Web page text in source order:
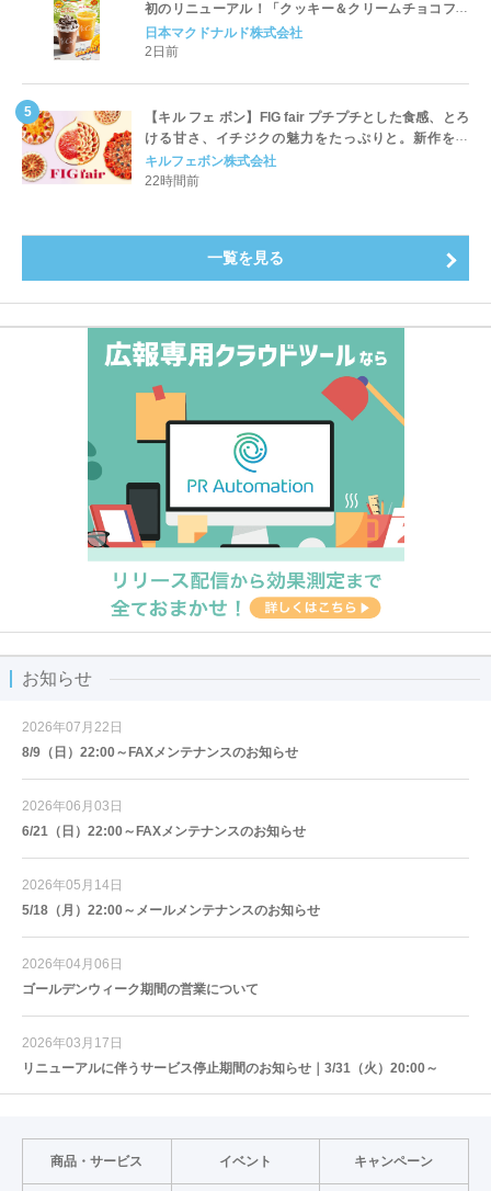
初のリニューアル！「クッキー＆クリームチョコフラ
ッペ」「マンゴースムージー」8月5日（水）から販売
開始
日本マクドナルド株式会社
2日前
【キル フェ ボン】FIG fair プチプチとした食感、とろ
ける甘さ、イチジクの魅力をたっぷりと。新作を含
め、イチジク尽くしの全4種が登場8月20日（木）スタ
ート
キルフェボン株式会社
22時間前
一覧を見る
お知らせ
2026年07月22日
8/9（日）22:00～FAXメンテナンスのお知らせ
2026年06月03日
6/21（日）22:00～FAXメンテナンスのお知らせ
2026年05月14日
5/18（月）22:00～メールメンテナンスのお知らせ
2026年04月06日
ゴールデンウィーク期間の営業について
2026年03月17日
リニューアルに伴うサービス停止期間のお知らせ｜3/31（火）20:00～
商品・サービス イベント キャンペーン